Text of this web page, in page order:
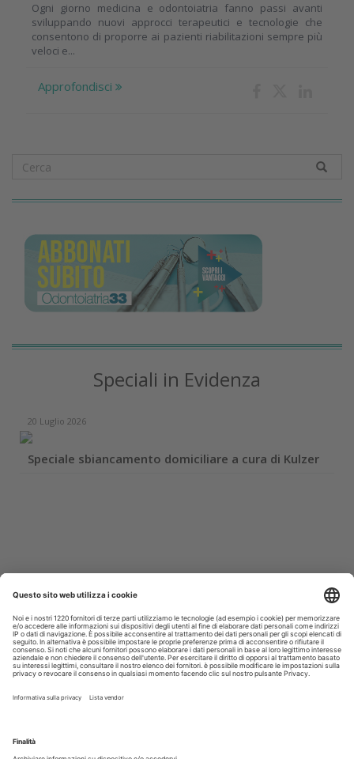
Ogni giorno medicina e odontoiatria fanno passi avanti
sviluppando nuovi approcci terapeutici e tecnologie che
consentono di proporre ai pazienti riabilitazioni sempre più
veloci e...
Approfondisci
Speciali in Evidenza
20 Luglio 2026
Speciale sbiancamento domiciliare a cura di Kulzer